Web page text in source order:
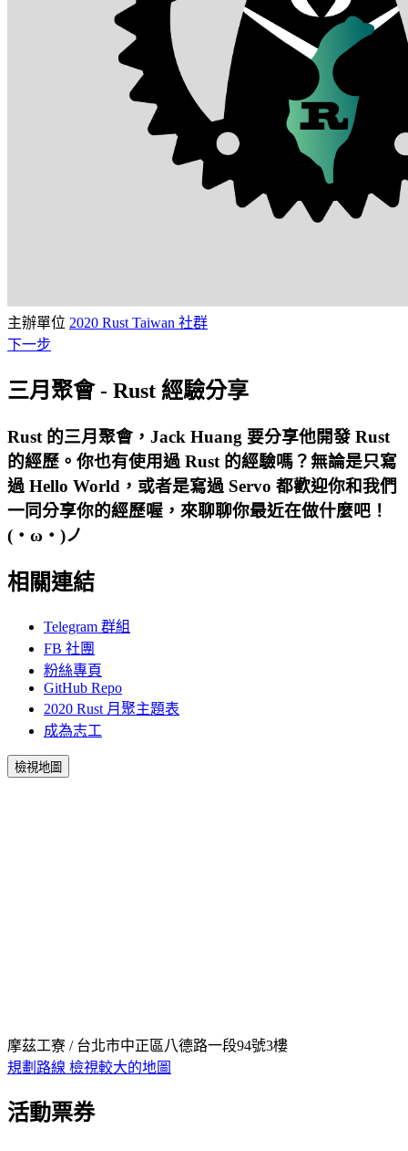
主辦單位 2020 Rust Taiwan 社群
下一步
三月聚會 - Rust 經驗分享
Rust 的三月聚會，Jack Huang 要分享他開發 Rust
的經歷。你也有使用過 Rust 的經驗嗎？無論是只寫
過 Hello World，或者是寫過 Servo 都歡迎你和我們
一同分享你的經歷喔，來聊聊你最近在做什麼吧！
(・ω・)ノ
相關連結
Telegram 群組
FB 社團
粉絲專頁
GitHub Repo
2020 Rust 月聚主題表
成為志工
檢視地圖
摩茲工寮 / 台北市中正區八德路一段94號3樓
規劃路線 檢視較大的地圖
活動票券